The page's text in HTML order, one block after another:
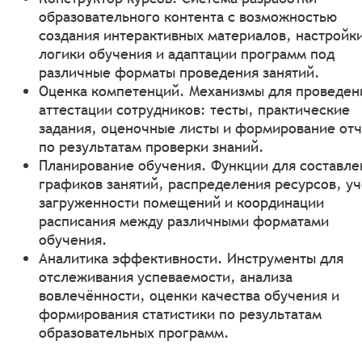
образовательного контента с возможностью
создания интерактивных материалов,
логики обучения и адаптации программ под
различные форматы проведения занятий.
Оценка компетенций. Механизмы для
аттестации сотрудников: тесты, практические
задания, оценочные листы и формирование
по результатам проверки знаний.
Планирование обучения. Функции для
графиков занятий, распределения ресурсов,
загруженности помещений и координации
расписания между различными форматами
обучения.
Аналитика эффективности. Инструменты для
отслеживания успеваемости, анализа
вовлечённости, оценки качества обучения и
формирования статистики по результатам
образовательных программ.